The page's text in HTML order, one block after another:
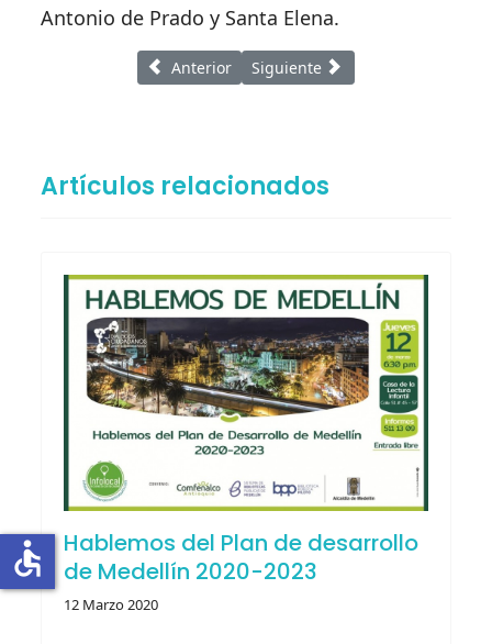
Antonio de Prado y Santa Elena.
Artículo anterior: Patrimonio Histórico
Anterior Artículo siguiente:
Siguiente
Artículos relacionados
Hablemos del Plan de desarrollo
de Medellín 2020-2023
12 Marzo 2020
accessible